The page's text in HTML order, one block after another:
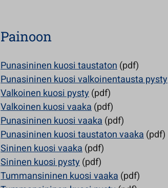
Painoon
Punasininen kuosi taustaton(pdf)
Punasininen kuosi valkoinentausta pysty
Valkoinen kuosi pysty(pdf)
Valkoinen kuosi vaaka(pdf)
Punasininen kuosi vaaka(pdf)
Punasininen kuosi taustaton vaaka(pdf)
Sininen kuosi vaaka(pdf)
Sininen kuosi pysty(pdf)
Tummansininen kuosi vaaka(pdf)